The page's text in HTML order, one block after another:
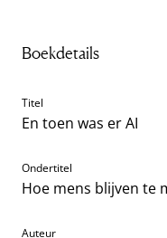
Boekdetails
Titel
En toen was er AI
Ondertitel
Hoe mens blijven te
Auteur